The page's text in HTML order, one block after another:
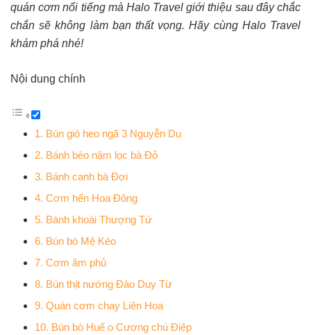
quán cơm nổi tiếng mà Halo Travel giới thiệu sau đây chắc
chắn sẽ không làm bạn thất vọng. Hãy cùng Halo Travel
khám phá nhé!
Nội dung chính
1. Bún giò heo ngã 3 Nguyễn Du
2. Bánh bèo nậm lọc bà Đỏ
3. Bánh canh bà Đợi
4. Cơm hến Hoa Đông
5. Bánh khoái Thượng Tứ
6. Bún bò Mệ Kéo
7. Cơm âm phủ
8. Bún thịt nướng Đào Duy Từ
9. Quán cơm chay Liên Hoa
10. Bún bò Huế o Cương chú Điệp